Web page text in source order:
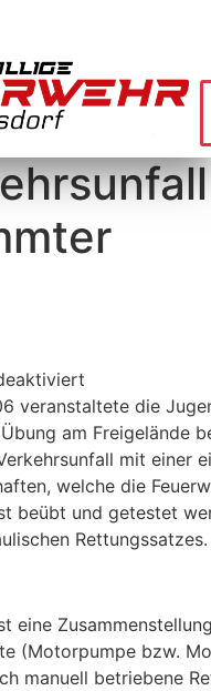
veranstaltete die
am Freigelände
mit einer
welche die
beübt und getestet
Rettungssatzes.
eine
(Motorpumpe bzw.
manuell betriebene